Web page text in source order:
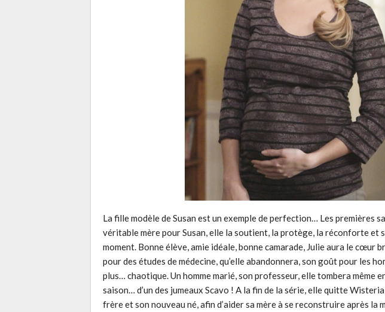
La fille modèle de Susan est un exemple de perfection… Les premières
véritable mère pour Susan, elle la soutient, la protège, la réconforte et
moment. Bonne élève, amie idéale, bonne camarade, Julie aura le cœur
pour des études de médecine, qu’elle abandonnera, son goût pour les
plus… chaotique. Un homme marié, son professeur, elle tombera même
saison… d’un des jumeaux Scavo ! A la fin de la série, elle quitte
frère et son nouveau né, afin d’aider sa mère à se reconstruire après la